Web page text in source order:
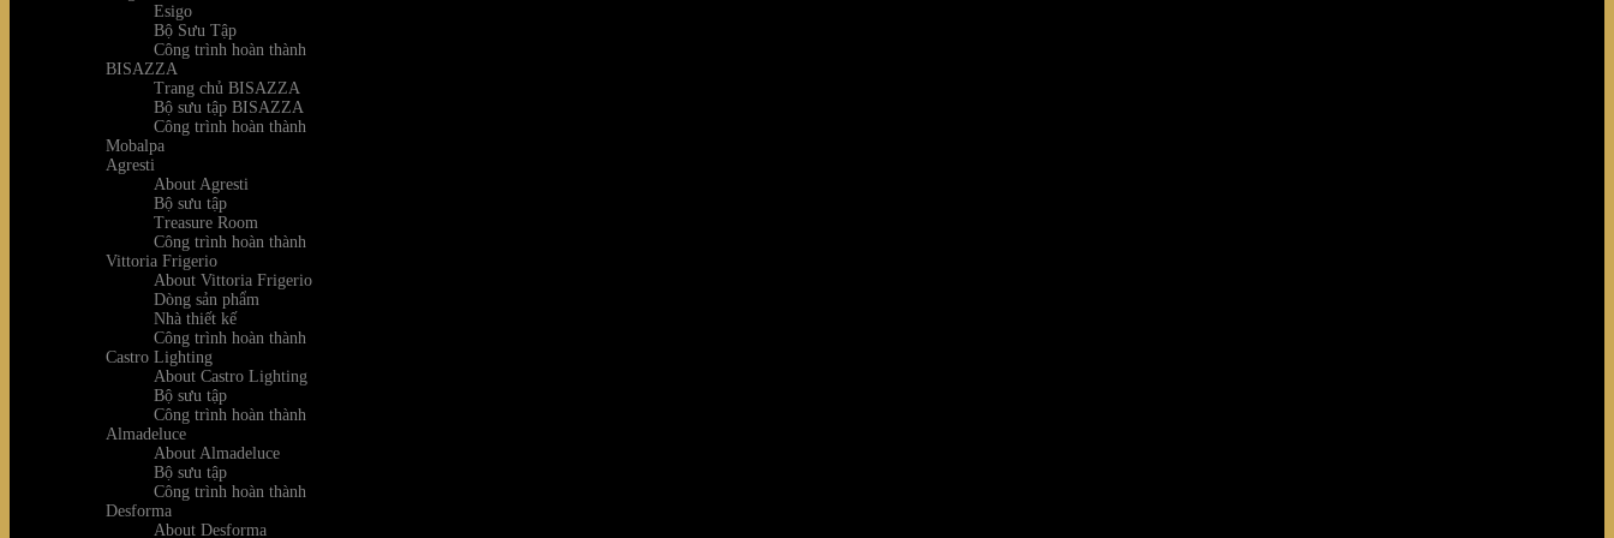
Esigo
Bộ Sưu Tập
Công trình hoàn thành
BISAZZA
Trang chủ BISAZZA
Bộ sưu tập BISAZZA
Công trình hoàn thành
Mobalpa
Agresti
About Agresti
Bộ sưu tập
Treasure Room
Công trình hoàn thành
Vittoria Frigerio
About Vittoria Frigerio
Dòng sản phẩm
Nhà thiết kế
Công trình hoàn thành
Castro Lighting
About Castro Lighting
Bộ sưu tập
Công trình hoàn thành
Almadeluce
About Almadeluce
Bộ sưu tập
Công trình hoàn thành
Desforma
About Desforma